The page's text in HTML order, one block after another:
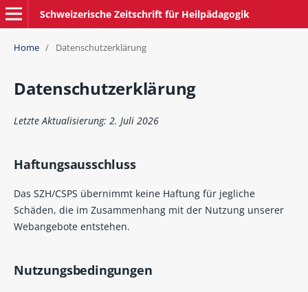
Schweizerische Zeitschrift für Heilpädagogik
Home / Datenschutzerklärung
Datenschutzerklärung
Letzte Aktualisierung: 2. Juli 2026
Haftungsausschluss
Das SZH/CSPS übernimmt keine Haftung für jegliche
Schäden, die im Zusammenhang mit der Nutzung unserer
Webangebote entstehen.
Nutzungsbedingungen